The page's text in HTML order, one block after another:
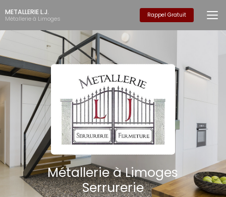
au
contenu
principal
METALLERIE L.J.
Métallerie à Limoges Rappel Gratuit
Métallerie à Limoges
Serrurerie